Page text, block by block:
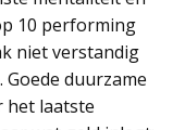
10 performing
niet verstandig
duurzame
het laatste